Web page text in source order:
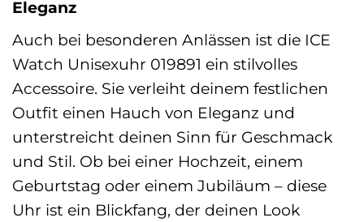
Eleganz
Auch bei besonderen Anlässen ist die ICE
Watch Unisexuhr 019891 ein stilvolles
Accessoire. Sie verleiht deinem festlichen
Outfit einen Hauch von Eleganz und
unterstreicht deinen Sinn für Geschmack
und Stil. Ob bei einer Hochzeit, einem
Geburtstag oder einem Jubiläum – diese
Uhr ist ein Blickfang, der deinen Look